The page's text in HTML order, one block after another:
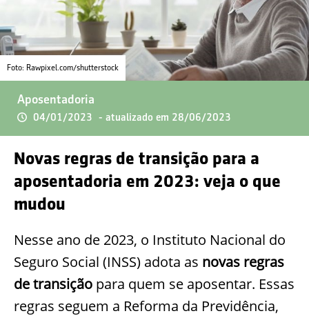
Foto: Rawpixel.com/shutterstock
Aposentadoria
04/01/2023 - atualizado em 28/06/2023
Novas regras de transição para a
aposentadoria em 2023: veja o que
mudou
Nesse ano de 2023, o Instituto Nacional do
Seguro Social (INSS) adota as novas regras
de transição para quem se aposentar. Essas
regras seguem a Reforma da Previdência,